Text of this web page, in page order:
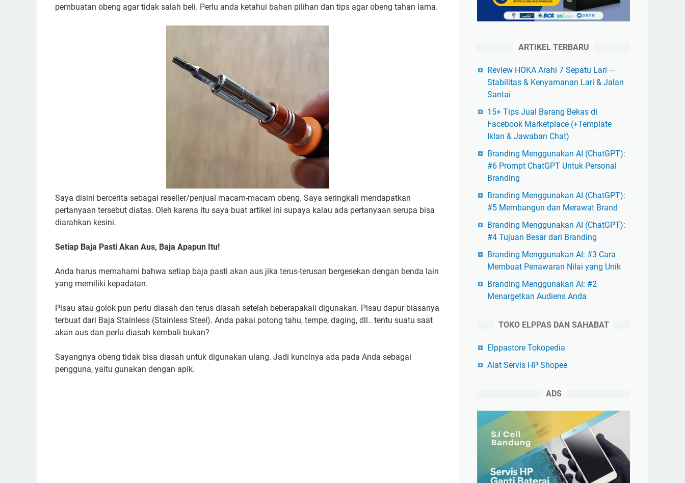
pembuatan obeng agar tidak salah beli. Perlu anda ketahui bahan pilihan dan tips agar obeng tahan lama.
Saya disini bercerita sebagai reseller/penjual macam-macam obeng. Saya seringkali mendapatkan
pertanyaan tersebut diatas. Oleh karena itu saya buat artikel ini supaya kalau ada pertanyaan serupa bisa
diarahkan kesini.
Setiap Baja Pasti Akan Aus, Baja Apapun Itu!
Anda harus memahami bahwa setiap baja pasti akan aus jika terus-terusan bergesekan dengan benda lain
yang memiliki kepadatan.
Pisau atau golok pun perlu diasah dan terus diasah setelah beberapakali digunakan. Pisau dapur biasanya
terbuat dari Baja Stainless (Stainless Steel). Anda pakai potong tahu, tempe, daging, dll.. tentu suatu saat
akan aus dan perlu diasah kembali bukan?
Sayangnya obeng tidak bisa diasah untuk digunakan ulang. Jadi kuncinya ada pada Anda sebagai
pengguna, yaitu gunakan dengan apik.
ARTIKEL TERBARU
Review HOKA Arahi 7 Sepatu Lari —
Stabilitas & Kenyamanan Lari & Jalan
Santai
15+ Tips Jual Barang Bekas di
Facebook Marketplace (+Template
Iklan & Jawaban Chat)
Branding Menggunakan AI (ChatGPT):
#6 Prompt ChatGPT Untuk Personal
Branding
Branding Menggunakan AI (ChatGPT):
#5 Membangun dan Merawat Brand
Branding Menggunakan AI (ChatGPT):
#4 Tujuan Besar dari Branding
Branding Menggunakan AI: #3 Cara
Membuat Penawaran Nilai yang Unik
Branding Menggunakan AI: #2
Menargetkan Audiens Anda
TOKO ELPPAS DAN SAHABAT
Elppastore Tokopedia
Alat Servis HP Shopee
ADS